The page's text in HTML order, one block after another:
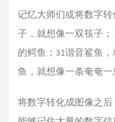
记忆大师们或将数字
子，就想像一双筷子
的鳄鱼；31谐音鲨鱼
鱼，就想像一条奄奄一
将数字转化成图像之